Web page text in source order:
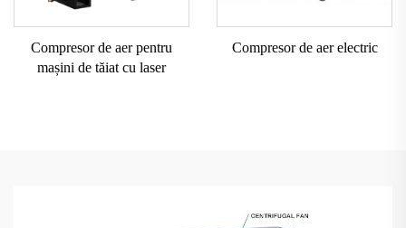
Compresor de aer pentru
mașini de tăiat cu laser
Compresor de aer electric